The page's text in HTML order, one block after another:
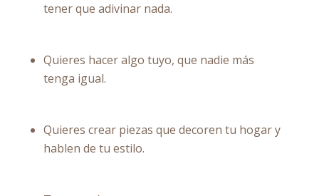
tener que adivinar nada.
Quieres hacer algo tuyo, que nadie más
tenga igual.
Quieres crear piezas que decoren tu hogar y
hablen de tu estilo.